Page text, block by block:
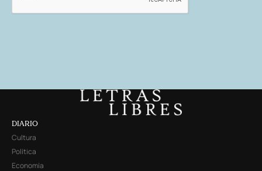
DIARIO
Cultura
Política
Economía